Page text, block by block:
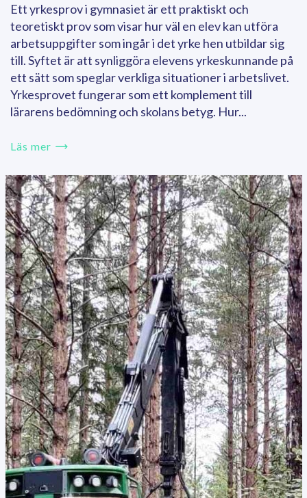
Ett yrkesprov i gymnasiet är ett praktiskt och
teoretiskt prov som visar hur väl en elev kan utföra
arbetsuppgifter som ingår i det yrke hen utbildar sig
till. Syftet är att synliggöra elevens yrkeskunnande på
ett sätt som speglar verkliga situationer i arbetslivet.
Yrkesprovet fungerar som ett komplement till
lärarens bedömning och skolans betyg. Hur...
Läs mer